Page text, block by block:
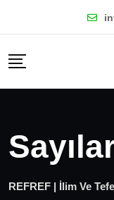
REFREF | İlim Ve